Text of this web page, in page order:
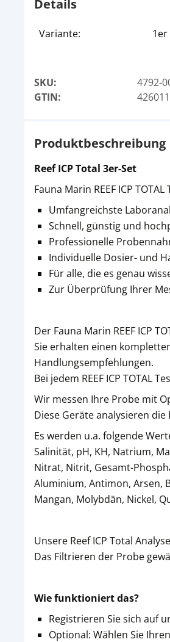
Details
Variante: 1er
SKU:
4792-
GTIN:
Produktbeschreibung
Reef ICP Total 3er-Set
Fauna Marin REEF ICP TOTAL
Umfangreichste
Schnell, günstig und
Professionelle
Individuelle Dosier- und
Für alle, die es genau
Zur Überprüfung Ihrer
Der Fauna Marin REEF ICP
Sie erhalten einen
Handlungsempfehlungen.
Bei jedem REEF ICP TOTAL
Wir messen Ihre Probe mit
Diese Geräte analysieren
Es werden u.a. folgende
Salinität, pH, KH, Natrium,
Nitrat, Nitrit, Gesamt-
Aluminium, Antimon, Arsen,
Mangan, Molybdän, Nickel,
Unsere Reef ICP Total
Das Filtrieren der Probe
Wie funktioniert das?
Registrieren Sie sich auf
Optional: Wählen Sie